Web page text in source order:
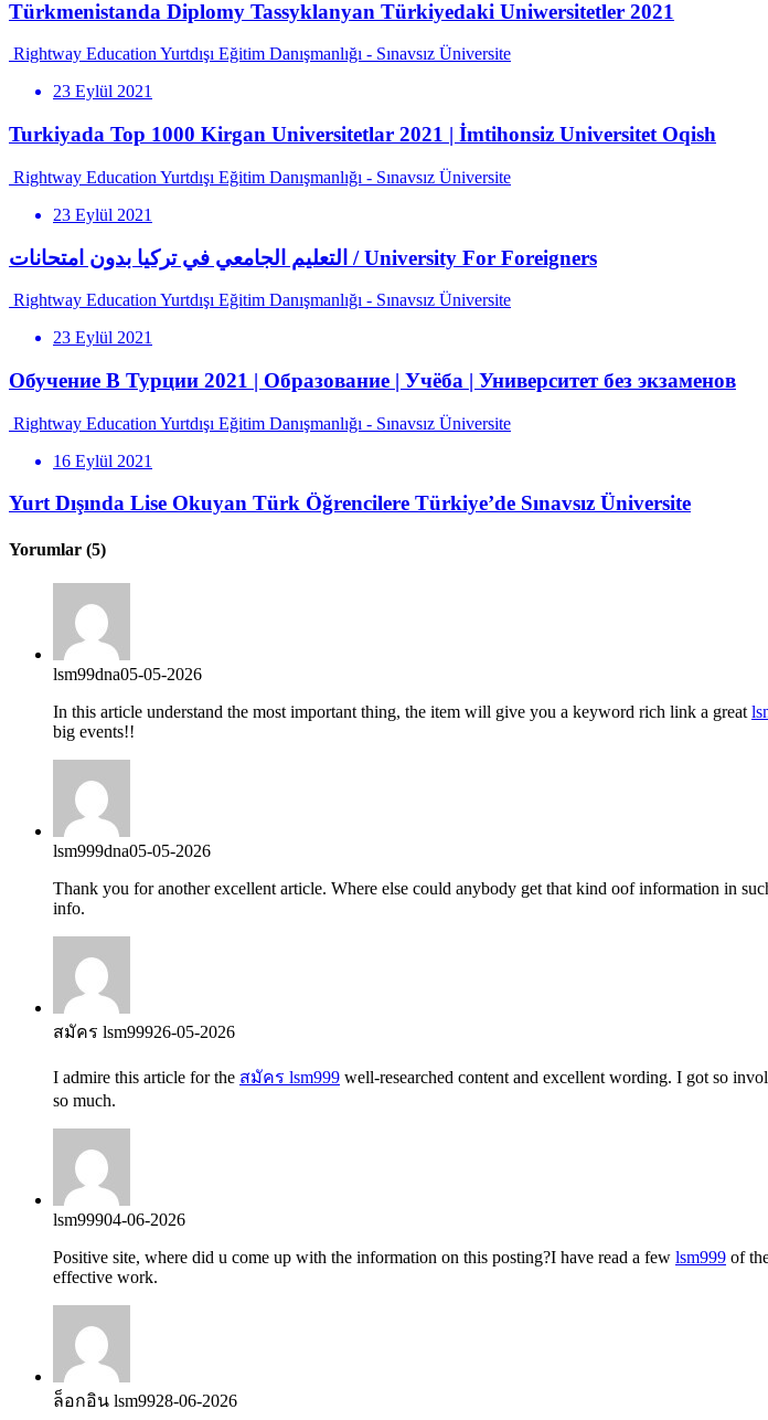
Türkmenistanda Diplomy Tassyklanyan Türkiyedaki Uniwersitetler 2021
Rightway Education Yurtdışı Eğitim Danışmanlığı - Sınavsız Üniversite
23 Eylül 2021
Turkiyada Top 1000 Kirgan Universitetlar 2021 | İmtihonsiz Universitet Oqish
Rightway Education Yurtdışı Eğitim Danışmanlığı - Sınavsız Üniversite
23 Eylül 2021
التعليم الجامعي في تركيا بدون امتحانات / University For Foreigners
Rightway Education Yurtdışı Eğitim Danışmanlığı - Sınavsız Üniversite
23 Eylül 2021
Обучение В Турции 2021 | Образование | Учёба | Университет без экзаменов
Rightway Education Yurtdışı Eğitim Danışmanlığı - Sınavsız Üniversite
16 Eylül 2021
Yurt Dışında Lise Okuyan Türk Öğrencilere Türkiye’de Sınavsız Üniversite
Yorumlar (5)
lsm99dna05-05-2026
In this article understand the most important thing, the item will give you a keyword rich link a great
big events!!
lsm999dna05-05-2026
Thank you for another excellent article. Where else could anybody get that kind oof information in
info.
สมัคร lsm99926-05-2026
I admire this article for the สมัคร lsm999 well-researched content and excellent wording. I got so
so much.
lsm99904-06-2026
Positive site, where did u come up with the information on this posting?I have read a few lsm999 of
effective work.
ล็อกอิน lsm9928-06-2026